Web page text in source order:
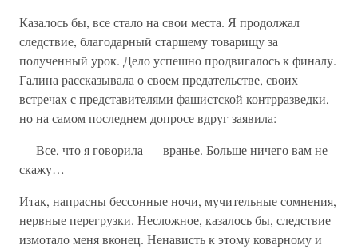
Казалось бы, все стало на свои места. Я продолжал
следствие, благодарный старшему товарищу за
полученный урок. Дело успешно продвигалось к финалу.
Галина рассказывала о своем предательстве, своих
встречах с представителями фашистской контрразведки,
но на самом последнем допросе вдруг заявила:
— Все, что я говорила — вранье. Больше ничего вам не
скажу…
Итак, напрасны бессонные ночи, мучительные сомнения,
нервные перегрузки. Несложное, казалось бы, следствие
измотало меня вконец. Ненависть к этому коварному и